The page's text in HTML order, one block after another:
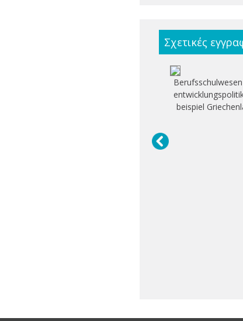
Σχετικές
beispiel